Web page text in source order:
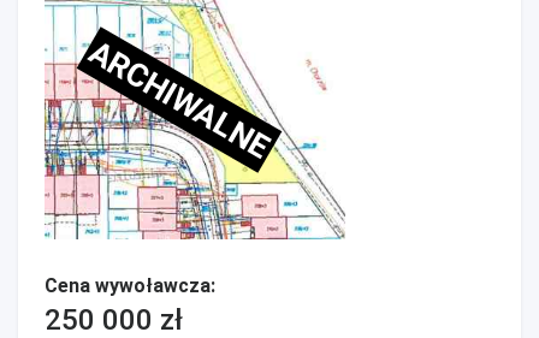
ARCHIWALNE
Cena wywoławcza:
250 000 zł